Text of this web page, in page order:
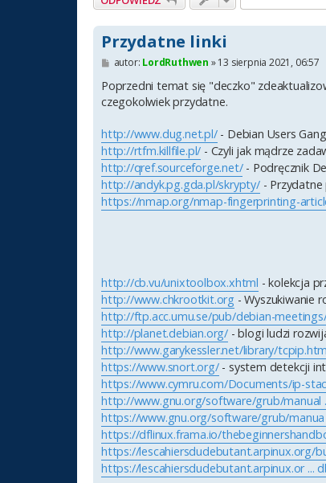
Przydatne linki
P
s
autor: LordRuthwen »13 sierpnia 2021, 06:57
Poprzedni temat się "deczko"
czegokolwiek przydatne.
http://www.dug.net.pl/- Debian Users Gang
http://rtfm.killfile.pl/ - Czyli jak mądrze
http://qref.sourceforge.net/- Podręcznik
http://andyk.pg.gda.pl/skrypty/- Przydatne
https://nmap.org/nmap-fingerprinting-
http://cb.vu/unixtoolbox.xhtml - kolekcja
http://www.chkrootkit.org - Wyszukiwanie
http://ftp.acc.umu.se/pub/debian-
http://planet.debian.org/ - blogi ludzi
http://www.garykessler.net/library/
https://www.snort.org/- system detekcji
https://www.cymru.com/Documents/ip-
http://www.gnu.org/software/grub/manual
https://www.gnu.org/software/grub/manua
https://dflinux.frama.io/
https://lescahiersdudebutant.arpinux.org/
https://lescahiersdudebutant.arpinux.or ...